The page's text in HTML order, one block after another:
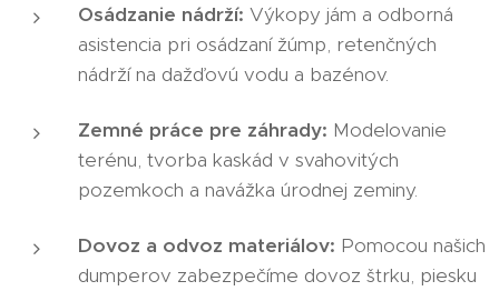
Osádzanie nádrží: Výkopy jám a odborná
asistencia pri osádzaní žúmp, retenčných
nádrží na dažďovú vodu a bazénov.
Zemné práce pre záhrady: Modelovanie
terénu, tvorba kaskád v svahovitých
pozemkoch a navážka úrodnej zeminy.
Dovoz a odvoz materiálov: Pomocou našich
dumperov zabezpečíme dovoz štrku, piesku